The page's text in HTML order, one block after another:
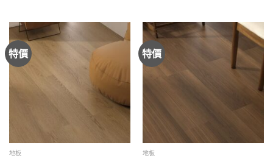
特價
地板
特價
地板